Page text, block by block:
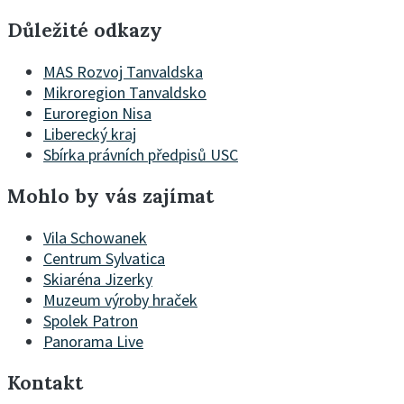
Důležité odkazy
MAS Rozvoj Tanvaldska
Mikroregion Tanvaldsko
Euroregion Nisa
Liberecký kraj
Sbírka právních předpisů USC
Mohlo by vás zajímat
Vila Schowanek
Centrum Sylvatica
Skiaréna Jizerky
Muzeum výroby hraček
Spolek Patron
Panorama Live
Kontakt